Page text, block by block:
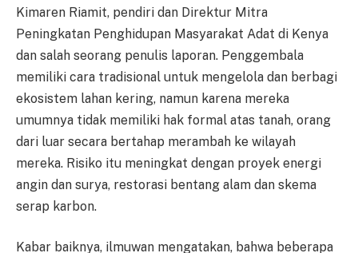
Kimaren Riamit, pendiri dan Direktur Mitra
Peningkatan Penghidupan Masyarakat Adat di Kenya
dan salah seorang penulis laporan. Penggembala
memiliki cara tradisional untuk mengelola dan berbagi
ekosistem lahan kering, namun karena mereka
umumnya tidak memiliki hak formal atas tanah, orang
dari luar secara bertahap merambah ke wilayah
mereka. Risiko itu meningkat dengan proyek energi
angin dan surya, restorasi bentang alam dan skema
serap karbon.
Kabar baiknya, ilmuwan mengatakan, bahwa beberapa